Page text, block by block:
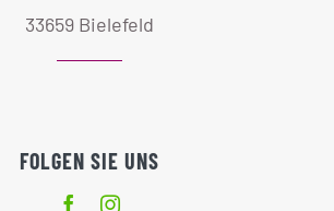
33659 Bielefeld
FOLGEN SIE UNS